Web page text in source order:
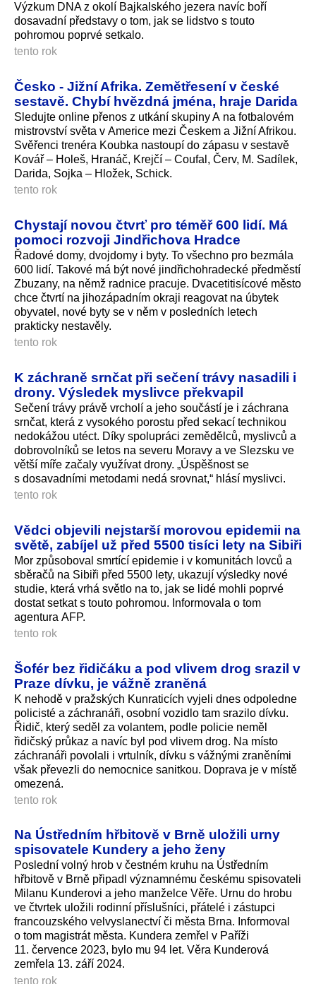
Výzkum DNA z okolí Bajkalského jezera navíc boří
dosavadní představy o tom, jak se lidstvo s touto
pohromou poprvé setkalo.
tento rok
Česko - Jižní Afrika. Zemětřesení v české
sestavě. Chybí hvězdná jména, hraje Darida
Sledujte online přenos z utkání skupiny A na fotbalovém
mistrovství světa v Americe mezi Českem a Jižní Afrikou.
Svěřenci trenéra Koubka nastoupí do zápasu v sestavě
Kovář – Holeš, Hranáč, Krejčí – Coufal, Červ, M. Sadílek,
Darida, Sojka – Hložek, Schick.
tento rok
Chystají novou čtvrť pro téměř 600 lidí. Má
pomoci rozvoji Jindřichova Hradce
Řadové domy, dvojdomy i byty. To všechno pro bezmála
600 lidí. Takové má být nové jindřichohradecké předměstí
Zbuzany, na němž radnice pracuje. Dvacetitisícové město
chce čtvrtí na jihozápadním okraji reagovat na úbytek
obyvatel, nové byty se v něm v posledních letech
prakticky nestavěly.
tento rok
K záchraně srnčat při sečení trávy nasadili i
drony. Výsledek myslivce překvapil
Sečení trávy právě vrcholí a jeho součástí je i záchrana
srnčat, která z vysokého porostu před sekací technikou
nedokážou utéct. Díky spolupráci zemědělců, myslivců a
dobrovolníků se letos na severu Moravy a ve Slezsku ve
větší míře začaly využívat drony. „Úspěšnost se
s dosavadními metodami nedá srovnat,“ hlásí myslivci.
tento rok
Vědci objevili nejstarší morovou epidemii na
světě, zabíjel už před 5500 tisíci lety na Sibiři
Mor způsoboval smrtící epidemie i v komunitách lovců a
sběračů na Sibiři před 5500 lety, ukazují výsledky nové
studie, která vrhá světlo na to, jak se lidé mohli poprvé
dostat setkat s touto pohromou. Informovala o tom
agentura AFP.
tento rok
Šofér bez řidičáku a pod vlivem drog srazil v
Praze dívku, je vážně zraněná
K nehodě v pražských Kunraticích vyjeli dnes odpoledne
policisté a záchranáři, osobní vozidlo tam srazilo dívku.
Řidič, který seděl za volantem, podle policie neměl
řidičský průkaz a navíc byl pod vlivem drog. Na místo
záchranáři povolali i vrtulník, dívku s vážnými zraněními
však převezli do nemocnice sanitkou. Doprava je v místě
omezená.
tento rok
Na Ústředním hřbitově v Brně uložili urny
spisovatele Kundery a jeho ženy
Poslední volný hrob v čestném kruhu na Ústředním
hřbitově v Brně připadl významnému českému spisovateli
Milanu Kunderovi a jeho manželce Věře. Urnu do hrobu
ve čtvrtek uložili rodinní příslušníci, přátelé i zástupci
francouzského velvyslanectví či města Brna. Informoval
o tom magistrát města. Kundera zemřel v Paříži
11. července 2023, bylo mu 94 let. Věra Kunderová
zemřela 13. září 2024.
tento rok